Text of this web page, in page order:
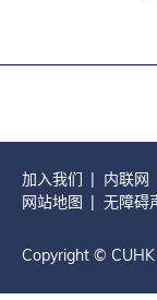
加入我们 内联网
网站地图
无障碍
Copyright ©